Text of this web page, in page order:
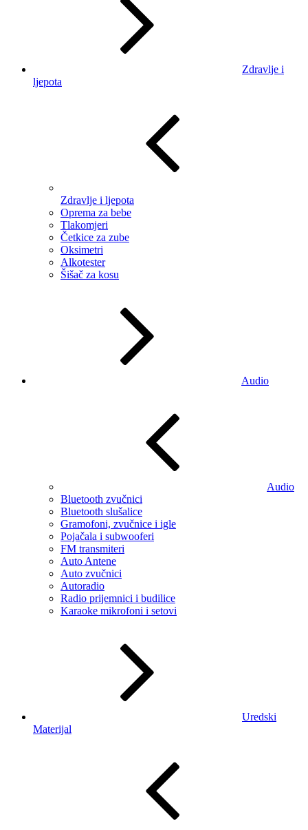
Zdravlje i
ljepota
Zdravlje i ljepota
Oprema za bebe
Tlakomjeri
Četkice za zube
Oksimetri
Alkotester
Šišač za kosu
Audio
Audio
Bluetooth zvučnici
Bluetooth slušalice
Gramofoni, zvučnice i igle
Pojačala i subwooferi
FM transmiteri
Auto Antene
Auto zvučnici
Autoradio
Radio prijemnici i budilice
Karaoke mikrofoni i setovi
Uredski
Materijal